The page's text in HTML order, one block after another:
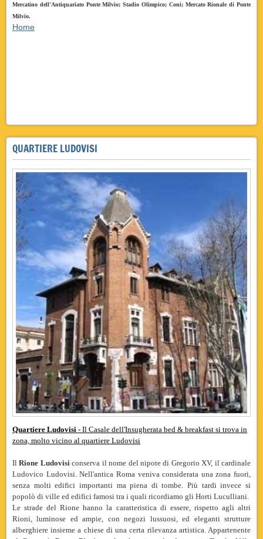
Mercatino dell'Antiquariato Ponte Milvio; Stadio Olimpico; Coni; Mercato Rionale di Ponte
Milvio.
Home
QUARTIERE LUDOVISI
Quartiere Ludovisi - Il Casale dell'Insugherata bed & breakfast si trova in
zona, molto vicino al quartiere Ludovisi
IlRione Ludovisiconserva il nome del nipote di Gregorio XV, il cardinale
Ludovico Ludovisi. Nell'antica Roma veniva considerata una zona fuori,
senza molti edifici importanti ma piena di tombe. Più tardi invece si
popolò di ville ed edifici famosi tra i quali ricordiamo gli Horti Luculliani.
Le strade del Rione hanno la caratteristica di essere, rispetto agli altri
Rioni, luminose ed ampie, con negozi lussuosi, ed eleganti strutture
alberghiere insieme a chiese di una certa rilevanza artistica. Appartenente